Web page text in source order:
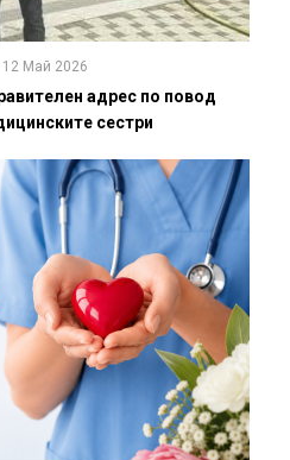
12 Май 2026
адрес по повод
сестри